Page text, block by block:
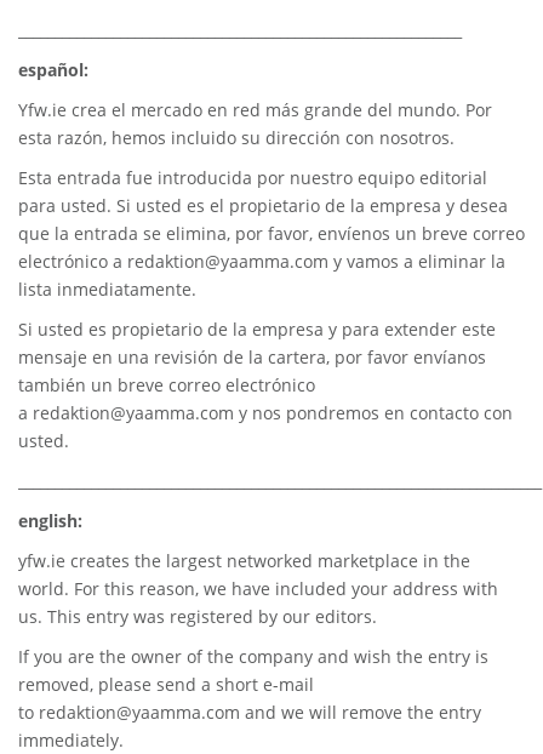
español:
Yfw.ie crea el mercado en red más grande del mundo. Por
esta razón, hemos incluido su dirección con nosotros.
Esta entrada fue introducida por nuestro equipo editorial
para usted. Si usted es el propietario de la empresa y desea
que la entrada se elimina, por favor, envíenos un breve correo
electrónico a redaktion@yaamma.com y vamos a eliminar la
lista inmediatamente.
Si usted es propietario de la empresa y para extender este
mensaje en una revisión de la cartera, por favor envíanos
también un breve correo electrónico
a redaktion@yaamma.com y nos pondremos en contacto con
usted.
english:
yfw.ie creates the largest networked marketplace in the
world. For this reason, we have included your address with
us. This entry was registered by our editors.
If you are the owner of the company and wish the entry is
removed, please send a short e-mail
to redaktion@yaamma.com and we will remove the entry
immediately.